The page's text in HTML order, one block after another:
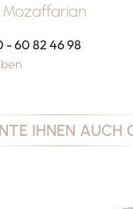
- 60 82 46 98
IHNEN AUCH